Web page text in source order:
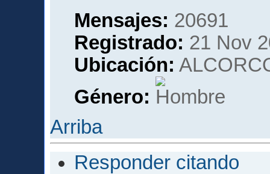
Mensajes: 20691
Registrado: 21 Nov
Ubicación:
Género:
Arriba
Responder citando